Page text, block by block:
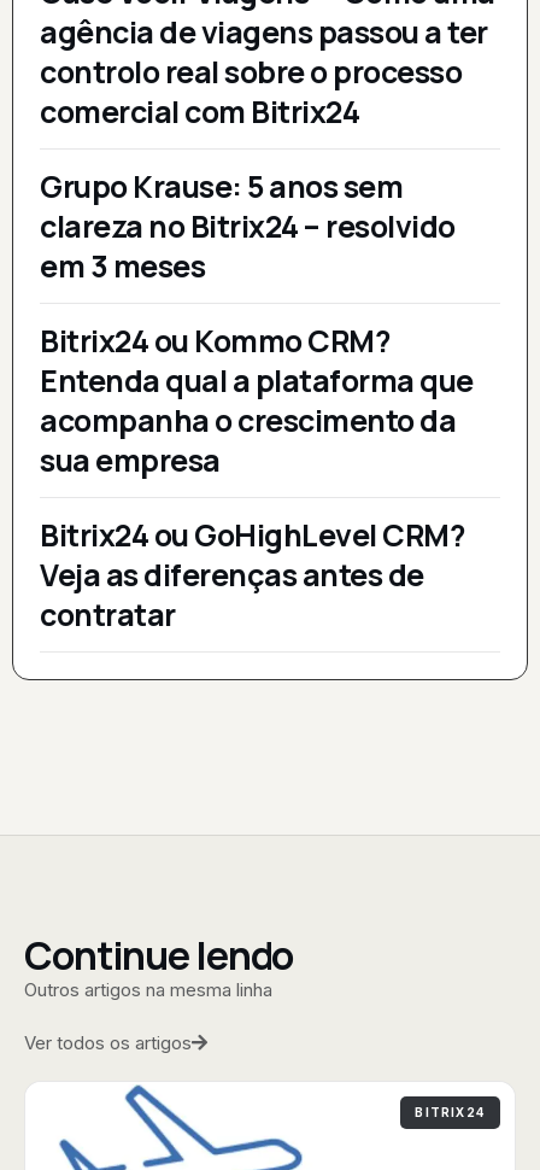
agência de viagens passou a ter
controlo real sobre o processo
comercial com Bitrix24
Grupo Krause: 5 anos sem
clareza no Bitrix24 – resolvido
em 3 meses
Bitrix24 ou Kommo CRM?
Entenda qual a plataforma que
acompanha o crescimento da
sua empresa
Bitrix24 ou GoHighLevel CRM?
Veja as diferenças antes de
contratar
Continue lendo
Outros artigos na mesma linha
Ver todos os artigos
BITRIX24